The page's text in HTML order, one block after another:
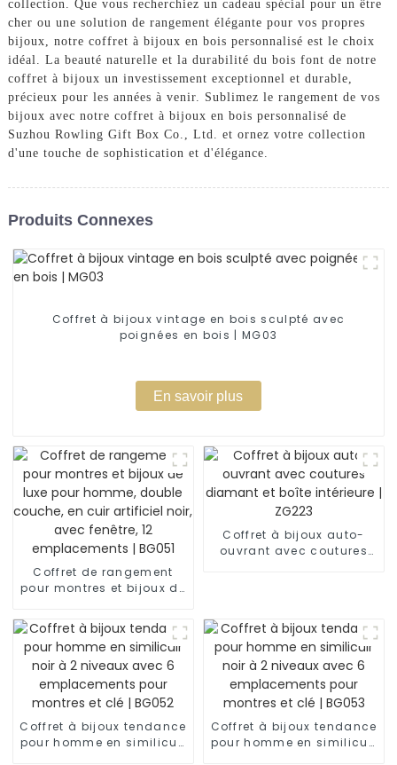
collection. Que vous recherchiez un cadeau spécial pour un être
cher ou une solution de rangement élégante pour vos propres
bijoux, notre coffret à bijoux en bois personnalisé est le choix
idéal. La beauté naturelle et la durabilité du bois font de notre
coffret à bijoux un investissement exceptionnel et durable,
précieux pour les années à venir. Sublimez le rangement de vos
bijoux avec notre coffret à bijoux en bois personnalisé de
Suzhou Rowling Gift Box Co., Ltd. et ornez votre collection
d'une touche de sophistication et d'élégance.
Produits Connexes
Coffret à bijoux vintage en bois sculpté avec
poignées en bois | MG03
En savoir plus
Coffret de rangement
pour montres et bijoux de
couche, en cuir artificiel
noir, avec fenêtre, 12
emplacements | BG051
Coffret à bijoux auto-
ouvrant avec coutures
Coffret à bijoux tendance
pour homme en similicuir
Coffret à bijoux tendance
pour homme en similicuir